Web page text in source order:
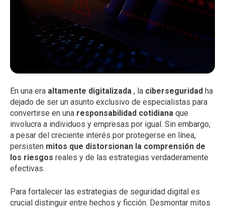
En una era altamente digitalizada , la ciberseguridad ha
dejado de ser un asunto exclusivo de especialistas para
convertirse en una responsabilidad cotidiana que
involucra a individuos y empresas por igual. Sin embargo,
a pesar del creciente interés por protegerse en línea,
persisten mitos que distorsionan la comprensión de
los riesgos reales y de las estrategias verdaderamente
efectivas.
Para fortalecer las estrategias de seguridad digital es
crucial distinguir entre hechos y ficción. Desmontar mitos